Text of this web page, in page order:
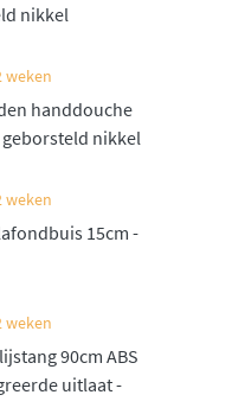
nikkel
weken
handdouche
geborsteld nikkel
weken
15cm -
weken
90cm ABS
uitlaat -